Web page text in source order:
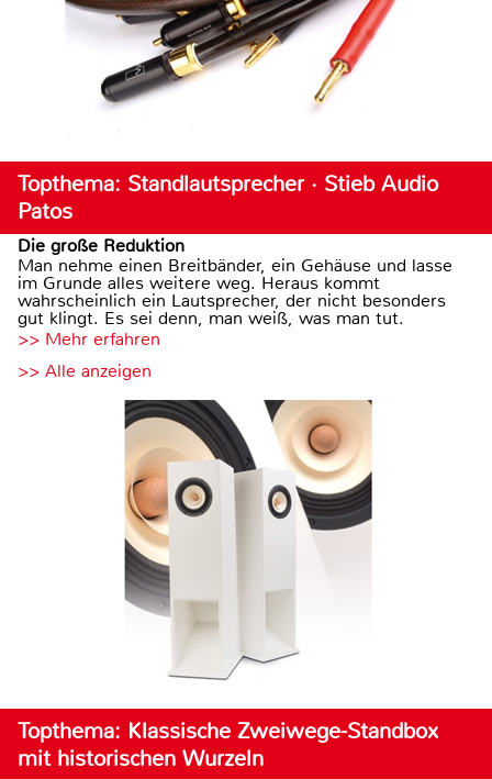
Topthema: Standlautsprecher · Stieb Audio
Patos
Die große Reduktion
Man nehme einen Breitbänder, ein Gehäuse und lasse
im Grunde alles weitere weg. Heraus kommt
wahrscheinlich ein Lautsprecher, der nicht besonders
gut klingt. Es sei denn, man weiß, was man tut.
>> Mehr erfahren
>> Alle anzeigen
Topthema: Klassische Zweiwege-Standbox
mit historischen Wurzeln